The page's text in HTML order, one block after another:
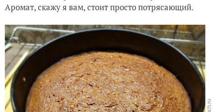
Аромат, скажу я вам, стоит просто потрясающий.